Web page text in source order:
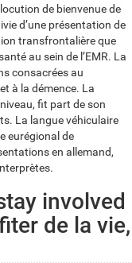
de bienvenue de
d’une présentation de
transfrontalière que
au sein de l’EMR. La
consacrées au
à la démence. La
fit part de son
La langue véhiculaire
eurégional de
en allemand,
involved
de la vie,